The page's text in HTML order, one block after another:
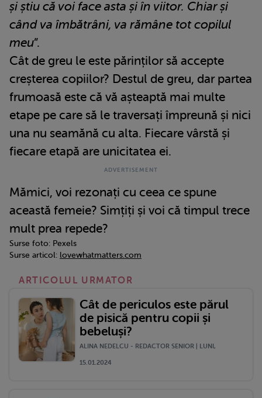
și știu că voi face asta și în viitor. Chiar și
când va îmbătrâni, va rămâne tot copilul
meu”.
Cât de greu le este părinților să accepte
creșterea copiilor? Destul de greu, dar partea
frumoasă este că vă așteaptă mai multe
etape pe care să le traversați împreună și nici
una nu seamănă cu alta. Fiecare vârstă și
fiecare etapă are unicitatea ei.
Mămici, voi rezonați cu ceea ce spune
această femeie? Simțiți și voi că timpul trece
mult prea repede?
Surse foto: Pexels
Surse articol: lovewhatmatters.com
ARTICOLUL URMATOR
Cât de periculos este părul
de pisică pentru copii și
bebeluși?
ALINA NEDELCU - REDACTOR SENIOR | LUNI,
15.01.2024